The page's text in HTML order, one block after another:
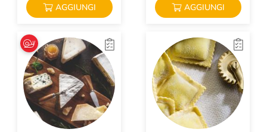
AGGIUNGI AGGIUNGI